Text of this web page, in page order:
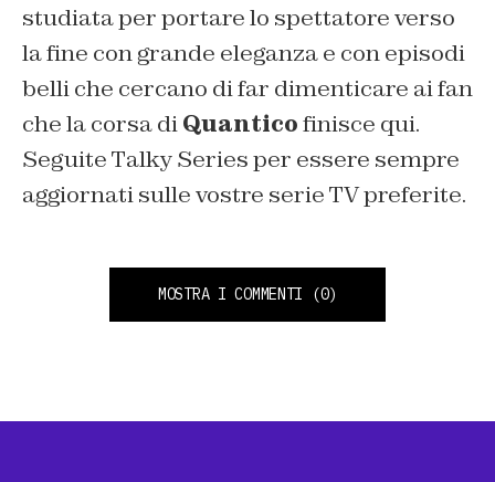
studiata per portare lo spettatore verso
la fine con grande eleganza e con episodi
belli che cercano di far dimenticare ai fan
che la corsa diQuanticofinisce qui.
Seguite Talky Series per essere sempre
aggiornati sulle vostre serie TV preferite.
MOSTRA I COMMENTI (0)